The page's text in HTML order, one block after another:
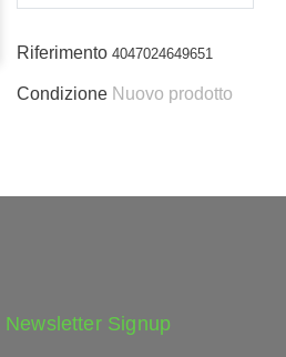
Riferimento 4047024649651
Condizione Nuovo prodotto
Newsletter Signup